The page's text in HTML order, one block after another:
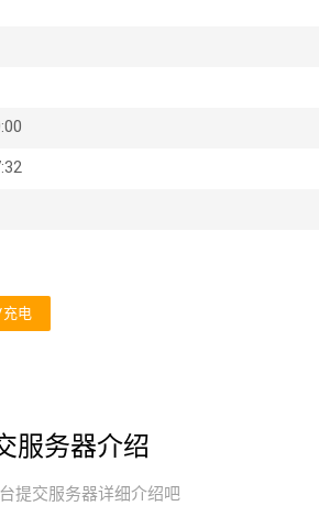
电
服务器介绍
提交服务器详细介绍吧